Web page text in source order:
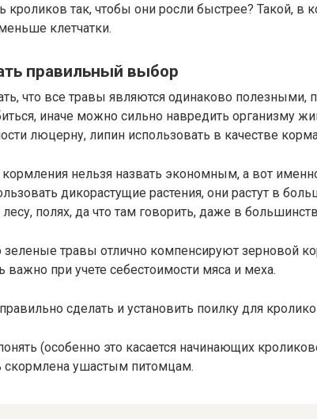
кроликов так, чтобы они росли быстрее? Такой, в
клетчатки.
правильный выбор
что все травы являются одинаково полезными,
иначе можно сильно навредить организму
люцерну, липин использовать в качестве
кормления нельзя назвать экономным, а вот
дикорастущие растения, они растут в
лесу, полях, да что там говорить, даже в
зеленые травы отлично компенсируют зерновой
важно при учете себестоимости мяса и меха.
сделать и установить поилку для
(особенно это касается начинающих
ушастым питомцам.